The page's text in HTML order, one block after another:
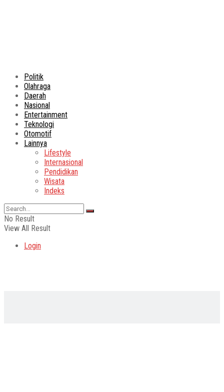
Politik
Olahraga
Daerah
Nasional
Entertainment
Teknologi
Otomotif
Lainnya
Lifestyle
Internasional
Pendidikan
Wisata
Indeks
No Result
View All Result
Login